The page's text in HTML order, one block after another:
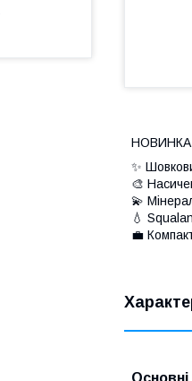
НОВИНКА !
✨
🎨
💫
💧
💼
Основні